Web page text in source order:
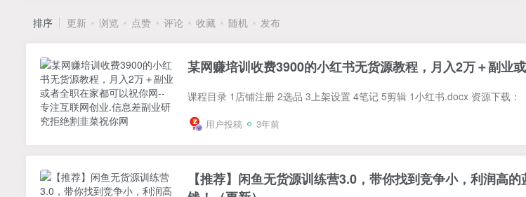
排序 更新 浏览 点赞 评论 收藏 随机 发布
某网赚培训收费3900的小红书无货源教程，月入2万＋副业
课程目录 1店铺注册 2选品 3上架设置 4笔记 5剪辑 1小红书.docx 资源下载：
用户投稿 3年前
【推荐】闲鱼无货源训练营3.0，带你找到竞争小，利润高